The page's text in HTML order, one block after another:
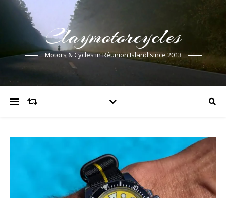
Claymotorcycles
Motors & Cycles in Réunion Island since 2013